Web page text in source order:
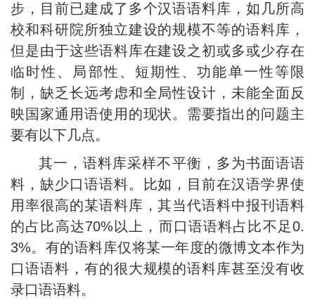
步，目前已建成了多个汉语语料库，如几所高
校和科研院所独立建设的规模不等的语料库，
但是由于这些语料库在建设之初或多或少存在
临时性、局部性、短期性、功能单一性等限
制，缺乏长远考虑和全局性设计，未能全面反
映国家通用语使用的现状。需要指出的问题主
要有以下几点。
其一，语料库采样不平衡，多为书面语语
料，缺少口语语料。比如，目前在汉语学界使
用率很高的某语料库，其当代语料中报刊语料
的占比高达70%以上，而口语语料占比不足0.
3%。有的语料库仅将某一年度的微博文本作为
口语语料，有的很大规模的语料库甚至没有收
录口语语料。